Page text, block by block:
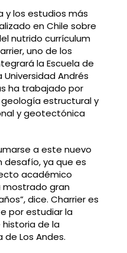
y los estudios más
en Chile sobre
nutrido currículum
uno de los
la Escuela de
Andrés
ha trabajado por
estructural y
y geotectónica
a este nuevo
desafío, ya que es
académico
mostrado gran
dice. Charrier es
por estudiar la
de la
Los Andes.